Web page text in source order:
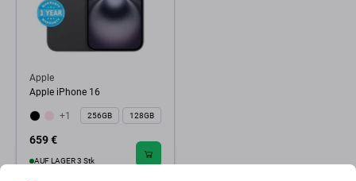
Apple
Apple iPhone 16
+1 256GB 128GB
659 €
AUF LAGER 3 Stk